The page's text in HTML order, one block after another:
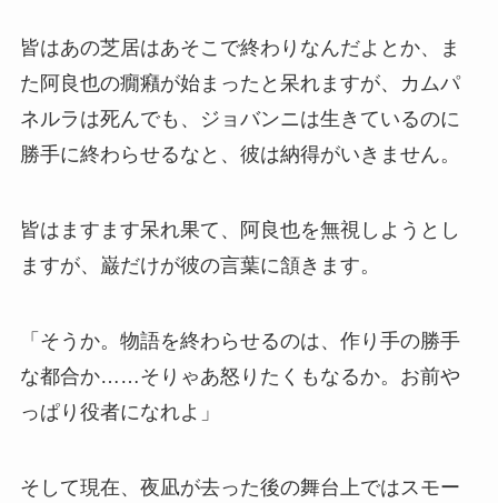
皆はあの芝居はあそこで終わりなんだよとか、ま
た阿良也の癇癪が始まったと呆れますが、カムパ
ネルラは死んでも、ジョバンニは生きているのに
勝手に終わらせるなと、彼は納得がいきません。
皆はますます呆れ果て、阿良也を無視しようとし
ますが、巌だけが彼の言葉に頷きます。
「そうか。物語を終わらせるのは、作り手の勝手
な都合か……そりゃあ怒りたくもなるか。お前や
っぱり役者になれよ」
そして現在、夜凪が去った後の舞台上ではスモー